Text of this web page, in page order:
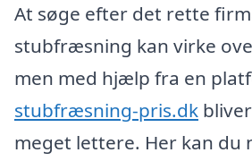
At søge efter det rette
stubfræsning kan virke
men med hjælp fra en
stubfræsning-pris.dk
meget lettere. Her kan du